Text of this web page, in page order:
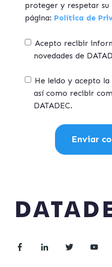
proteger y respetar su
página: Política de
Acepto recibir
novedades de
He leido y acepto la
así como recibir
DATADEC.